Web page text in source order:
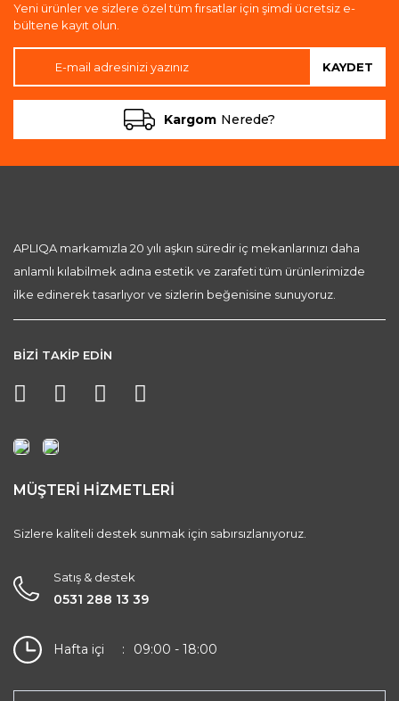
Yeni ürünler ve sizlere özel tüm fırsatlar için şimdi ücretsiz e-
bültene kayıt olun.
KAYDET
Kargom Nerede?
APLIQA markamızla 20 yılı aşkın süredir iç mekanlarınızı daha
anlamlı kılabilmek adına estetik ve zarafeti tüm ürünlerimizde
ilke edinerek tasarlıyor ve sizlerin beğenisine sunuyoruz.
BİZİ TAKİP EDİN
MÜŞTERİ HİZMETLERİ
Sizlere kaliteli destek sunmak için sabırsızlanıyoruz.
Satış & destek
0531 288 13 39
Hafta içi 09:00 - 18:00